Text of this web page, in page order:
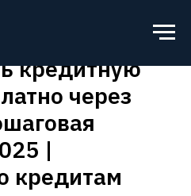
кредитную
через
|
кредитам